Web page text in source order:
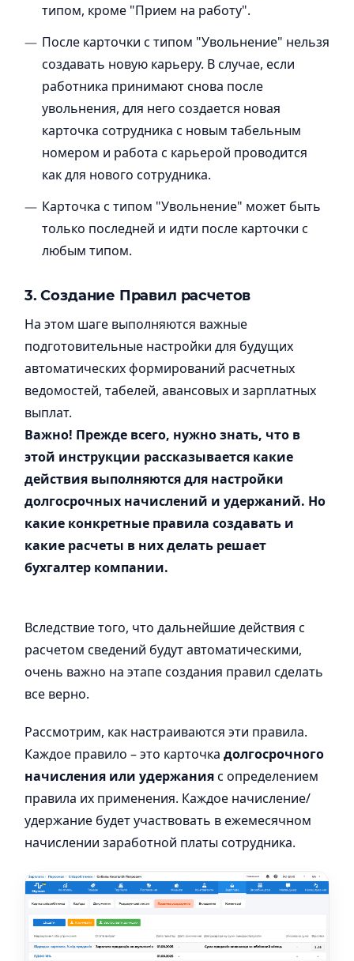
типом, кроме "Прием на работу".
После карточки с типом "Увольнение" нельзя
создавать новую карьеру. В случае, если
работника принимают снова после
увольнения, для него создается новая
карточка сотрудника с новым табельным
номером и работа с карьерой проводится
как для нового сотрудника.
Карточка с типом "Увольнение" может быть
только последней и идти после карточки с
любым типом.
3.Создание Правил расчетов
На этом шаге выполняются важные
подготовительные настройки для будущих
автоматических формирований расчетных
ведомостей, табелей, авансовых и зарплатных
выплат.
Важно! Прежде всего, нужно знать, что в
этой инструкции рассказывается какие
действия выполняются для настройки
долгосрочных начислений и удержаний. Но
какие конкретные правила создавать и
какие расчеты в них делать решает
бухгалтер компании.
Вследствие того, что дальнейшие действия с
расчетом сведений будут автоматическими,
очень важно на этапе создания правил сделать
все верно.
Рассмотрим, как настраиваются эти правила.
Каждое правило – это карточка долгосрочного
начисления или удержанияс определением
правила их применения. Каждое начисление/
удержание будет участвовать в ежемесячном
начислении заработной платы сотрудника.